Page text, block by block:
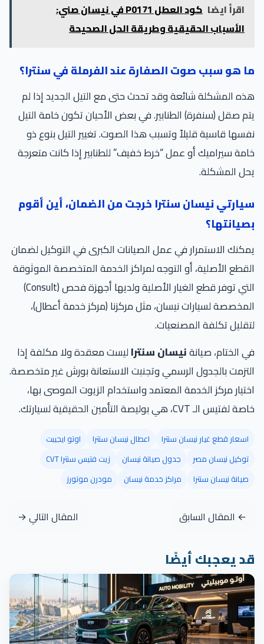
اقرأ ايضا
كود العطل P0171 في نيسان صني:
الأسباب الحقيقية وطريقة الحل الصحيحة
ما هو سبب صوت الصفارة عند الفرملة في سنترا؟
هذه المشكلة شائعة وقد تحدث حتى مع التيل الجديد إذا لم
يتم صقل (سنفرة) الطنابير. في بعض الأحيان تكون خامة التيل
نفسها قاسية قليلاً وتسبب هذا الصوت. تغيير التيل بنوع ذو
خامة سيراميك أو عمل “خرط خفيف” للطنابير إذا كانت متعرجة
يحل المشكلة.
سيارتي نيسان سنترا خرجت من الضمان، أين أقوم
بصيانتها؟
يمكنك الاستمرار في عمل الصيانات الكبرى في التوكيل لضمان
القطع الأصلية، أو التوجه لمراكز الخدمة المتخصصة الموثوقة
التي توفر قطع الغيار الأصلية ولديها أجهزة فحص (Consult)
المخصصة لسيارات نيسان، مثل مركزنا (مركز خدمة أعطال)،
لتقليل تكلفة المصنعيات.
في الختام، صيانةنيسان سنتراليست معقدة ولا مكلفة إذا
التزمت بالجدول الرسمي وتجنبت الاستعانة بورش غير متخصصة.
اختيار مركز الخدمة المعتمد واستخدام الزيوت الموصى بها،
خاصة لفتيس الـ CVT، هي بوليصة التأمين الحقيقية لسيارتك.
اسعار قطع غيار نيسان سنترا اعطال نيسان سنترا
اوتو ايجيبت
توكيل نيسان مصر
جدول صيانة نيسان
زيت فتيس سنترا CVT
صيانة نيسان سنترا
مراكز خدمة نيسان مودرن موتورز
← المقال السابق المقال التالي →
قد يعجبك أيضًا